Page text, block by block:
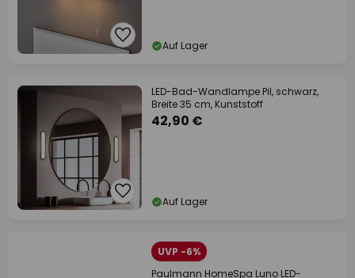
Auf Lager
LED-Bad-Wandlampe Pil, schwarz,
Breite 35 cm, Kunststoff
42,90 €
Auf Lager
UVP -6%
Paulmann HomeSpa Luno LED-